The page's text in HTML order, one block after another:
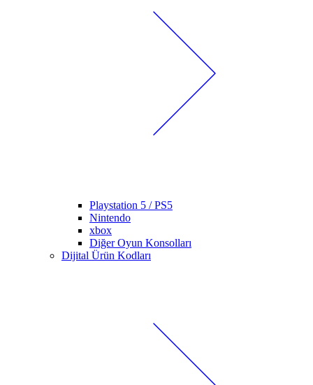
Playstation 5 / PS5
Nintendo
xbox
Diğer Oyun Konsolları
Dijital Ürün Kodları